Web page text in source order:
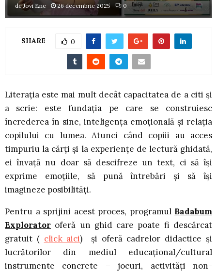
deJovi Ene 26 decembrie 2025 0
SHARE 0
Literația este mai mult decât capacitatea de a citi și
a scrie: este fundația pe care se construiesc
încrederea în sine, inteligența emoțională și relația
copilului cu lumea. Atunci când copiii au acces
timpuriu la cărți și la experiențe de lectură ghidată,
ei învață nu doar să descifreze un text, ci să își
exprime emoțiile, să pună întrebări și să își
imagineze posibilități.
Pentru a sprijini acest proces, programul Badabum
Explorator oferă un ghid care poate fi descărcat
gratuit ( click aici) și oferă cadrelor didactice și
lucrătorilor din mediul educațional/cultural
instrumente concrete – jocuri, activități non-